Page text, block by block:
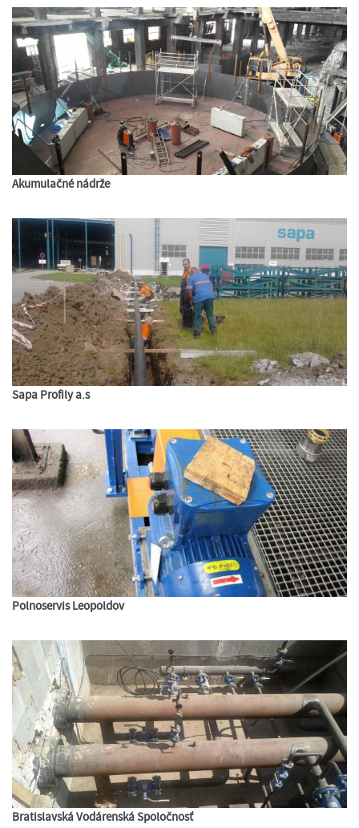
Akumulačné nádrže
Sapa Profily a.s
Polnoservis Leopoldov
Bratislavská Vodárenská Spoločnosť